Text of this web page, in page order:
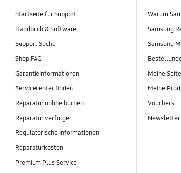
Startseite für Support
Handbuch & Software
Support Suche
Shop FAQ
Garantieinformationen
Servicecenter finden
Reparatur online buchen
Reparatur verfolgen
Regulatorische Informationen
Reparaturkosten
Premium Plus Service
Warum
Samsung
Samsung
Meine Seite
Meine
Vouchers
Newsletter